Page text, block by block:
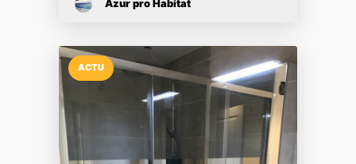
Azur pro Habitat
ACTU